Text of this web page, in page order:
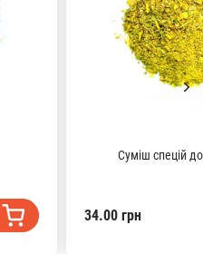
Суміш спецій
34.00 грн